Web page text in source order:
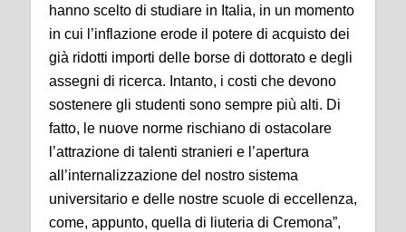
hanno scelto di studiare in Italia, in un momento
in cui l’inflazione erode il potere di acquisto dei
già ridotti importi delle borse di dottorato e degli
assegni di ricerca. Intanto, i costi che devono
sostenere gli studenti sono sempre più alti. Di
fatto, le nuove norme rischiano di ostacolare
l’attrazione di talenti stranieri e l’apertura
all’internalizzazione del nostro sistema
universitario e delle nostre scuole di eccellenza,
come, appunto, quella di liuteria di Cremona”,